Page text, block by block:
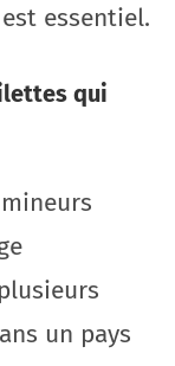
essentiel.
qui
un pays